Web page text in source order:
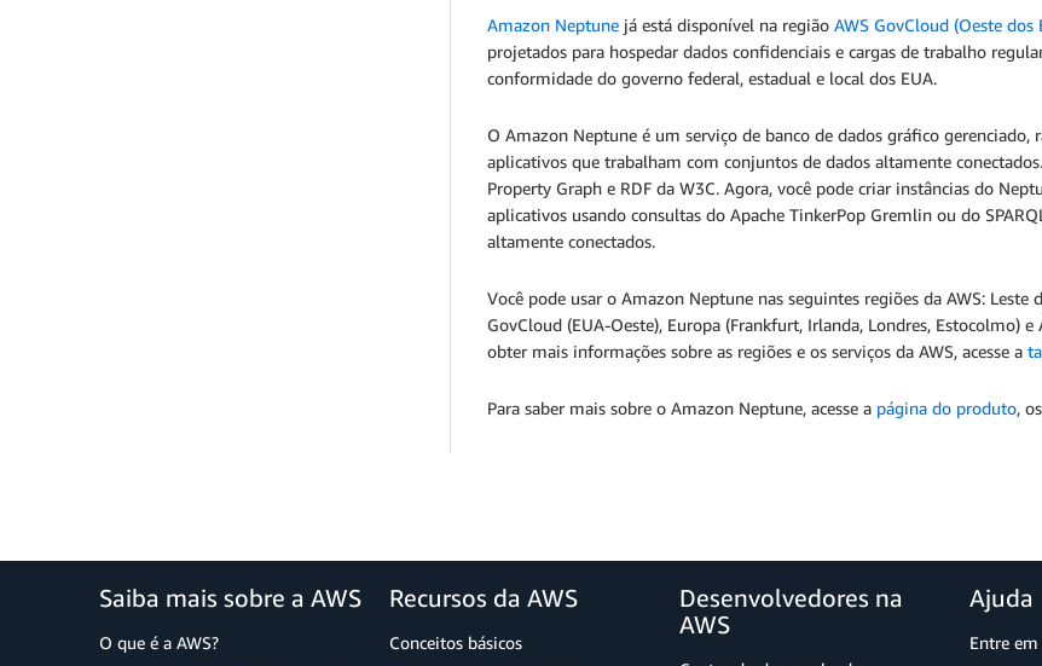
Amazon Neptune já está disponível na região AWS GovCloud (Oeste dos
projetados para hospedar dados confidenciais e cargas de trabalho
conformidade do governo federal, estadual e local dos EUA.
O Amazon Neptune é um serviço de banco de dados gráfico
aplicativos que trabalham com conjuntos de dados altamente
Property Graph e RDF da W3C. Agora, você pode criar instâncias do
aplicativos usando consultas do Apache TinkerPop Gremlin ou do
altamente conectados.
Você pode usar o Amazon Neptune nas seguintes regiões da AWS:
GovCloud (EUA-Oeste), Europa (Frankfurt, Irlanda, Londres, Estocolmo)
obter mais informações sobre as regiões e os serviços da AWS, acesse a
Para saber mais sobre o Amazon Neptune, acesse a página do produto, os
Saiba mais sobre a AWS
O que é a AWS?
Recursos da AWS
Conceitos básicos
Desenvolvedores na
AWS
Ajuda
Entre